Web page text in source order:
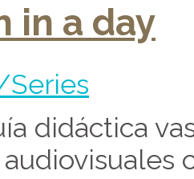
in a day
didáctica